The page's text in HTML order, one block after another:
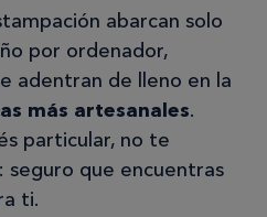
abarcan solo
por ordenador,
adentran de lleno en la
más artesanales.
particular, no te
seguro que encuentras
ti.